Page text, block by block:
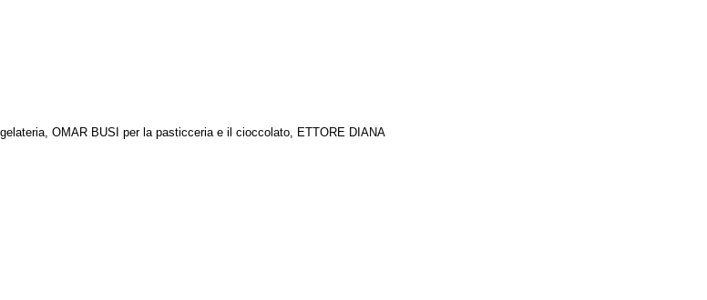
OMAR BUSI per la pasticceria e il cioccolato, ETTORE DIANA